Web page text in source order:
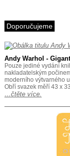
Doporučujeme
Andy Warhol - Gigant
Pouze jediné vydání
nakladatelským
moderního výtvarného
Obří svazek měří 43 x
…čtěte více.